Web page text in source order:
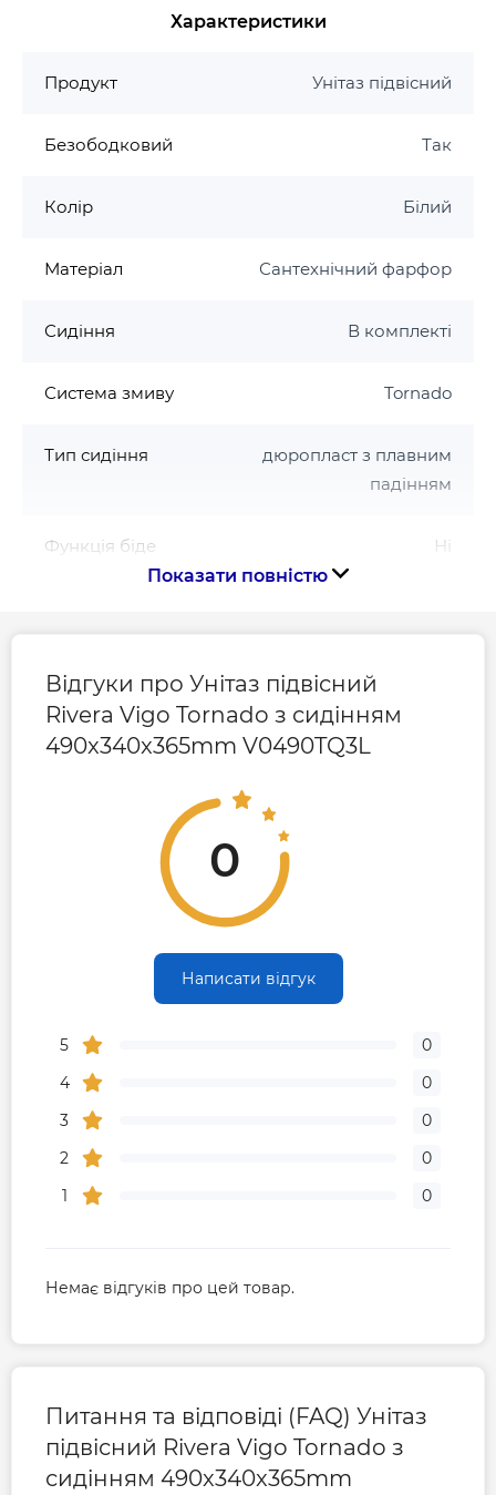
Гарантія виробника на унітаз Rivera
Гарантія на кераміку - 7 років
Характеристики
Продукт Унітаз підвісний
Безободковий Так
Колір Білий
Матеріал Сантехнічний фарфор
Сидіння В комплекті
Система змиву Tornado
Тип сидіння
дюропласт з плавним
падінням
Функція біде Ні
Габарити, розміри, вага
Висота, мм
Гарантія
Гарантія на комплектуючі, міс
Показати повністю
Відгуки про Унітаз підвісний
Rivera Vigo Tornado з сидінням
490x340x365mm V0490TQ3L
0
Написати відгук
5
0
4
0
3
0
2
0
1
0
Немає відгуків про цей товар.
Питання та відповіді (FAQ) Унітаз
підвісний Rivera Vigo Tornado з
сидінням 490x340x365mm